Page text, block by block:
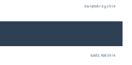
świętokrzyskie
Łódź, łódzkie